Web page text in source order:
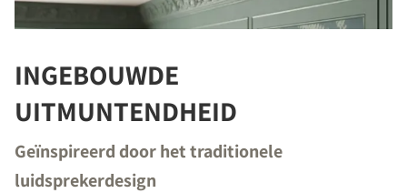
INGEBOUWDE
UITMUNTENDHEID
Geïnspireerd door het traditionele
luidsprekerdesign